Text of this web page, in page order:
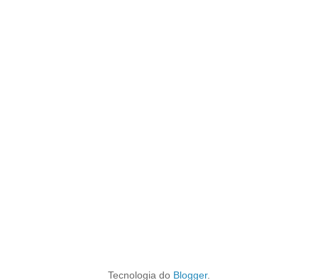
Tecnologia do Blogger.